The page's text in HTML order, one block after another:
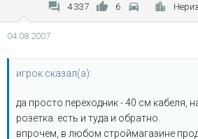
4 337 6
04.08.2007
игрок сказал(а):
да просто переходник - 40 см кабеля,
розетка. есть и туда и обратно.
впрочем, в любом строймагазине